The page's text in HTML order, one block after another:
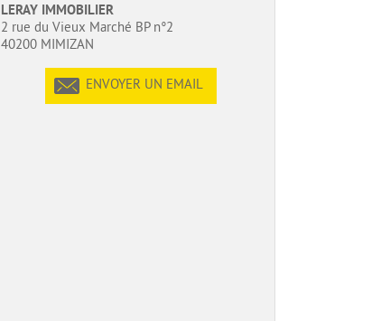
LERAY IMMOBILIER
2 rue du Vieux Marché BP n°2
40200 MIMIZAN
ENVOYER UN EMAIL